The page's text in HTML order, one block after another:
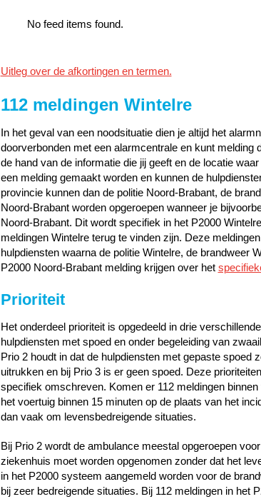
No feed items found.
Uitleg over de afkortingen en termen.
112 meldingen Wintelre
In het geval van een noodsituatie dien je altijd het
doorverbonden met een alarmcentrale en kunt melding
de hand van de informatie die jij geeft en de locatie
een melding gemaakt worden en kunnen de
provincie kunnen dan de politie Noord-Brabant, de
Noord-Brabant worden opgeroepen wanneer je
Noord-Brabant. Dit wordt specifiek in het P2000
meldingen Wintelre terug te vinden zijn. Deze
hulpdiensten waarna de politie Wintelre, de brandweer
P2000 Noord-Brabant melding krijgen over het
Prioriteit
Het onderdeel prioriteit is opgedeeld in drie
hulpdiensten met spoed en onder begeleiding van
Prio 2 houdt in dat de hulpdiensten met gepaste spoed
uitrukken en bij Prio 3 is er geen spoed. Deze
specifiek omschreven. Komen er 112 meldingen binnen
het voertuig binnen 15 minuten op de plaats van het
dan vaak om levensbedreigende situaties.
Bij Prio 2 wordt de ambulance meestal opgeroepen
ziekenhuis moet worden opgenomen zonder dat het
in het P2000 systeem aangemeld worden voor de
bij zeer bedreigende situaties. Bij 112 meldingen in het